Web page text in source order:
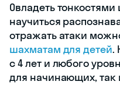
Овладеть
научиться
отражать атаки
шахматам для детей.
с 4 лет и любого
для начинающих, так